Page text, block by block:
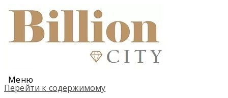
Меню
Перейти к содержимому